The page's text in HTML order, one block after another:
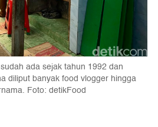
ada sejak tahun 1992 dan
diliput banyak food vlogger hingga
Foto: detikFood